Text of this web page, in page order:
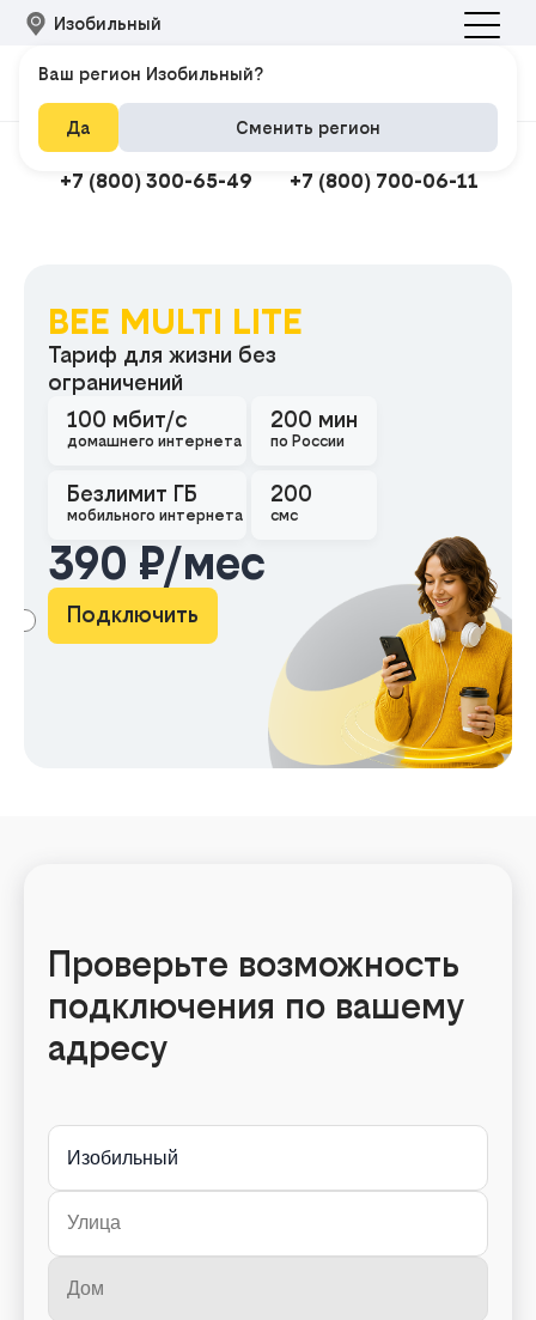
Изобильный
Подключить интернет
+7 (800) 300-65-49
Техподдержка
+7 (800) 700-06-11
BEE MULTI LITE
Тариф для жизни без
ограничений
100 мбит/с
домашнего интернета
Безлимит ГБ
мобильного интернета
200 мин
по России
200
смс
390 ₽/мес
Подключить
Проверьте возможность
подключения по вашему
адресу
Изобильный
Ваш регион Изобильный?
Да Сменить регион